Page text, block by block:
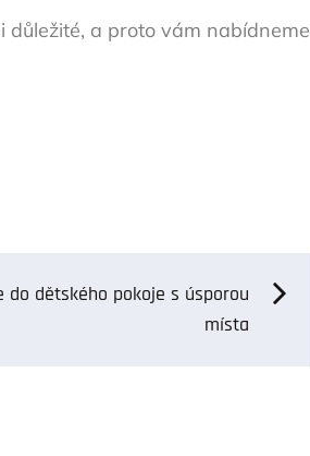
důležité, a proto vám nabídneme
do dětského pokoje s úsporou
místa